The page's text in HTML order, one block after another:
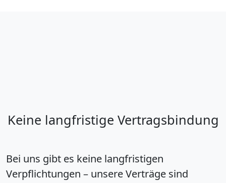
Keine langfristige Vertragsbindung
Bei uns gibt es keine langfristigen
Verpflichtungen – unsere Verträge sind